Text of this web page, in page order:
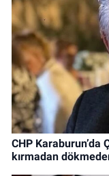
CHP Karaburun’da
kırmadan